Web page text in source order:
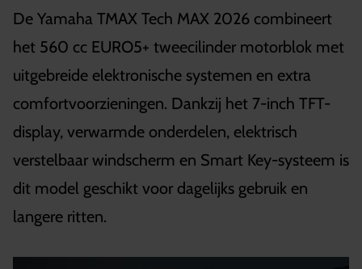
De Yamaha TMAX Tech MAX 2026 combineert
het 560 cc EURO5+ tweecilinder motorblok met
uitgebreide elektronische systemen en extra
comfortvoorzieningen. Dankzij het 7-inch TFT-
display, verwarmde onderdelen, elektrisch
verstelbaar windscherm en Smart Key-systeem is
dit model geschikt voor dagelijks gebruik en
langere ritten.